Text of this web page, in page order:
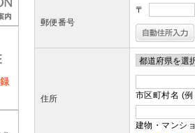
郵便番号
〒
住所 市区町村名 (
建物・マンシ